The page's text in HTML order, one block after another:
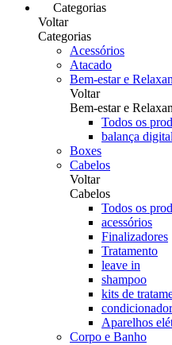
Categorias
Voltar
Categorias
Acessórios
Atacado
Bem-estar e
Voltar
Bem-estar e
Todos os
balança
Boxes
Cabelos
Voltar
Cabelos
Todos os
acessórios
Finalizadores
Tratamento
leave in
shampoo
kits de
condicionador
Aparelhos
Corpo e Banho